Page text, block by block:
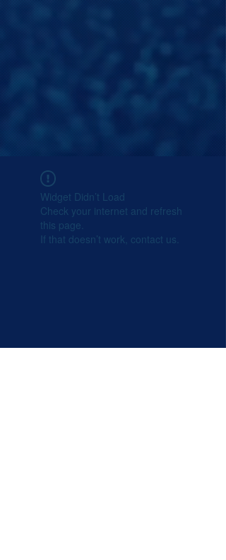
Widget Didn’t Load
Check your internet and refresh
this page.
If that doesn’t work, contact us.